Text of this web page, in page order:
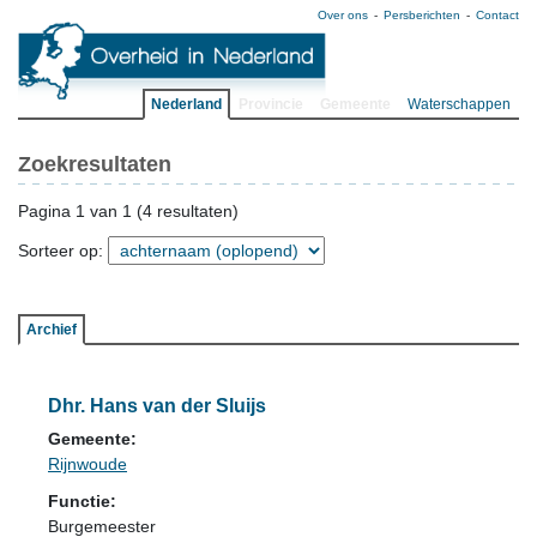
Over ons Persberichten Contact
Nederland Waterschappen
Zoekresultaten
Pagina 1 van 1 (4 resultaten)
Sorteer op:
Archief
Dhr. Hans van der Sluijs
Gemeente:
Rijnwoude
Functie:
Burgemeester